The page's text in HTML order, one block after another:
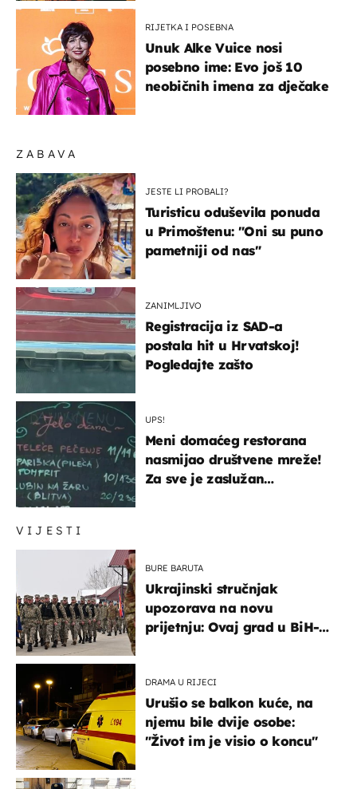
VIJESTI
BURE BARUTA
Ukrajinski stručnjak
upozorava na novu
prijetnju: Ovaj grad u BiH-u
DRAMA U RIJECI
Urušio se balkon kuće, na
njemu bile dvije osobe:
"Život im je visio o koncu"
ZABAVA
JESTE LI PROBALI?
Turisticu oduševila ponuda
u Primoštenu: "Oni su puno
pametniji od nas"
ZANIMLJIVO
Registracija iz SAD-a
postala hit u Hrvatskoj!
Pogledajte zašto
UPS!
Meni domaćeg restorana
nasmijao društvene mreže!
Za sve je zaslužan
RIJETKA I POSEBNA
Unuk Alke Vuice nosi
posebno ime: Evo još 10
neobičnih imena za dječake